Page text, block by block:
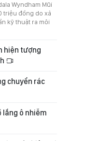
Wyndham Mũi
triệu đồng do xả
kỹ thuật ra môi
hiện tượng
chuyển rác
lắng ô nhiễm